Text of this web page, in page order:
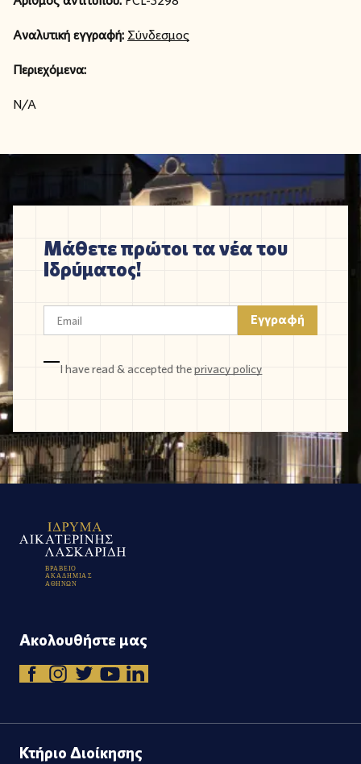
Αναλυτική εγγραφή: Σύνδεσμος
Περιεχόμενα:
N/A
Μάθετε πρώτοι τα νέα του
Ιδρύματος!
I have read & accepted theprivacy policy
ΒΡΑΒΕΙΟ
ΑΚΑΔΗΜΙΑ Σ
Α ΘΗΝΩΝ
Ακολουθήστε μας
Κτήριο Διοίκησης